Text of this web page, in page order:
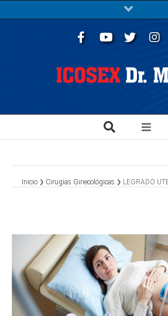
Inicio Cirugías Ginecológicas LEGRADO